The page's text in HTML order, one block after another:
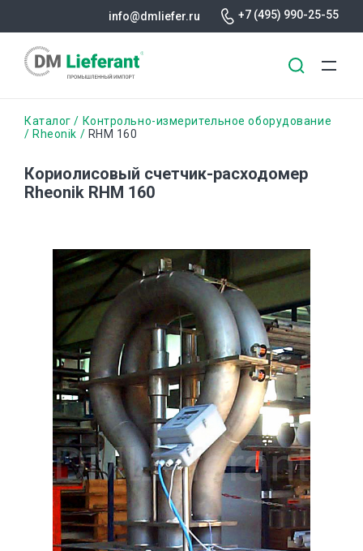
содержанию
info@dmliefer.ru +7 (495) 990-25-55
Строка
Каталог
Контрольно-измерительное оборудование
Rheonik
RHM 160
Кориолисовый счетчик-расходомер
Rheonik RHM 160